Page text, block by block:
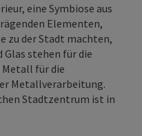
eine Symbiose aus
Elementen,
zu der Stadt machten,
Glas stehen für die
für die
Metallverarbeitung.
Stadtzentrum ist in